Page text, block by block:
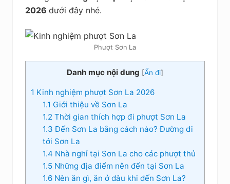
2026 dưới đây nhé.
Phượt Sơn La
Danh mục nội dung [Ẩn đi]
1 Kinh nghiệm phượt Sơn La 2026
1.1 Giới thiệu về Sơn La
1.2 Thời gian thích hợp đi phượt Sơn La
1.3 Đến Sơn La bằng cách nào? Đường đi
tới Sơn La
1.4 Nhà nghỉ tại Sơn La cho các phượt thủ
1.5Những địa điểm nên đến tại Sơn La
1.6Nên ăn gì, ăn ở đâu khi đến Sơn La?